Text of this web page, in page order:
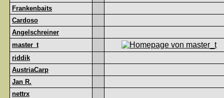
Frankenbaits
Cardoso
Angelschreiner
master_t
riddik
AustriaCarp
Jan R.
nettrx